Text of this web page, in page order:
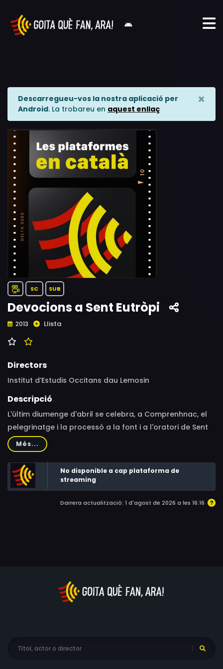
Descarregueu-vos la nostra aplicació per
Android. La trobareu en aquest enllaç
×
SC SUB
Devocions a Sent Eutròpi
2013 Llista
Directors
Institut d’Estudis Occitans dau Lemosin
Descripció
L'últim diumenge d'abril se celebra, a Comprenhnac, el
pelegrinatge i la processó a la font i a l'oratori de Sent
Eutròpi. Les aigües de la font són conegudes al Llemosí
per les seves virtuts terapèutiques.
Més...
No disponible a cap plataforma de
streaming
Darrera actualització: 1 d'agost de 2026 a les 16:16